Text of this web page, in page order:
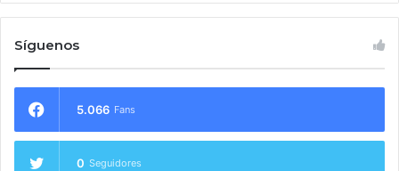
Síguenos
5.066 Fans
0 Seguidores